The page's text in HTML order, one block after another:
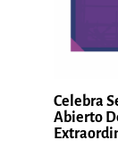
Celebra
Abierto